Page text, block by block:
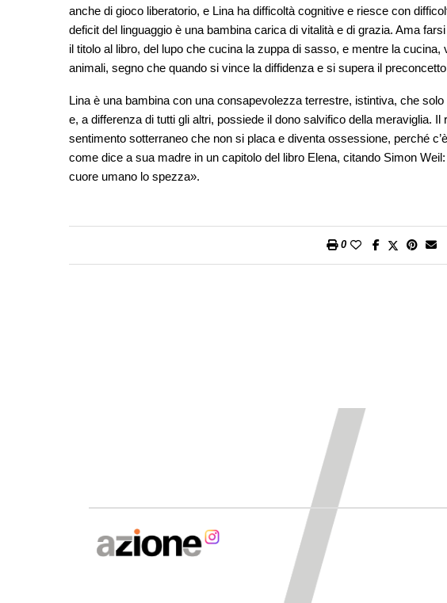
anche di gioco liberatorio, e Lina ha difficoltà cognitive e riesce con
deficit del linguaggio è una bambina carica di vitalità e di grazia. Ama
il titolo al libro, del lupo che cucina la zuppa di sasso, e mentre la
animali, segno che quando si vince la diffidenza e si supera il
Lina è una bambina con una consapevolezza terrestre, istintiva, che
e, a differenza di tutti gli altri, possiede il dono salvifico della meraviglia.
sentimento sotterraneo che non si placa e diventa ossessione, perché
come dice a sua madre in un capitolo del libro Elena, citando Simon
cuore umano lo spezza».
0